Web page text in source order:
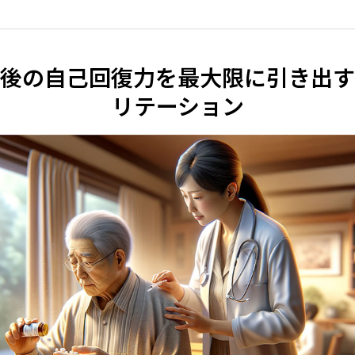
の自己回復力を最大限に引き出
リテーション